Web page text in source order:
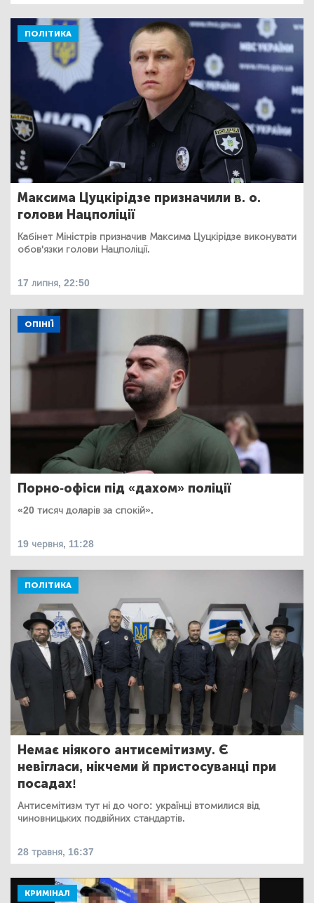
ПОЛІТИКА
Максима Цуцкірідзе призначили в. о.
голови Нацполіції
Кабінет Міністрів призначив Максима Цуцкірідзе виконувати
обов'язки голови Нацполіції.
17 липня, 22:50
ОПІНІЇ
Порно-офіси під «дахом» поліції
«20 тисяч доларів за спокій».
19 червня, 11:28
ПОЛІТИКА
Немає ніякого антисемітизму. Є
невігласи, нікчеми й пристосуванці при
посадах!
Антисемітизм тут ні до чого: українці втомилися від
чиновницьких подвійних стандартів.
28 травня, 16:37
КРИМІНАЛ